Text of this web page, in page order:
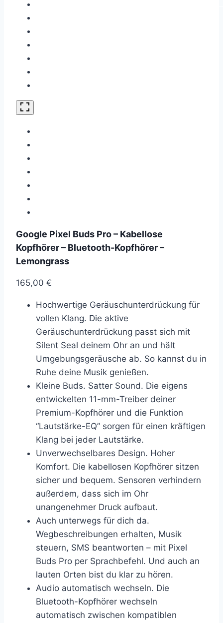
Google Pixel Buds Pro – Kabellose
Kopfhörer – Bluetooth-Kopfhörer –
Lemongrass
165,00 €
Hochwertige Geräuschunterdrückung für
vollen Klang. Die aktive
Geräuschunterdrückung passt sich mit
Silent Seal deinem Ohr an und hält
Umgebungsgeräusche ab. So kannst du in
Ruhe deine Musik genießen.
Kleine Buds. Satter Sound. Die eigens
entwickelten 11-mm-Treiber deiner
Premium-Kopfhörer und die Funktion
“Lautstärke-EQ” sorgen für einen kräftigen
Klang bei jeder Lautstärke.
Unverwechselbares Design. Hoher
Komfort. Die kabellosen Kopfhörer sitzen
sicher und bequem. Sensoren verhindern
außerdem, dass sich im Ohr
unangenehmer Druck aufbaut.
Auch unterwegs für dich da.
Wegbeschreibungen erhalten, Musik
steuern, SMS beantworten – mit Pixel
Buds Pro per Sprachbefehl. Und auch an
lauten Orten bist du klar zu hören.
Audio automatisch wechseln. Die
Bluetooth-Kopfhörer wechseln
automatisch zwischen kompatiblen